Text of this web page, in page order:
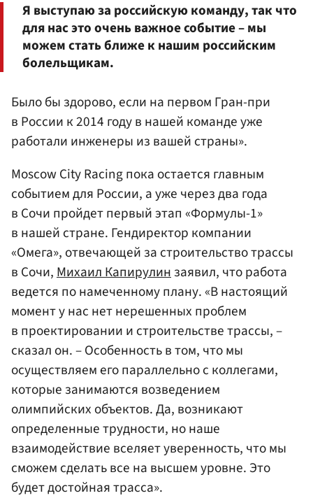
Я выступаю за российскую команду, так что
для нас это очень важное событие – мы
можем стать ближе к нашим российским
болельщикам.
Было бы здорово, если на первом Гран-при
в России к 2014 году в нашей команде уже
работали инженеры из вашей страны».
Moscow City Racing пока остается главным
событием для России, а уже через два года
в Сочи пройдет первый этап «Формулы-1»
в нашей стране. Гендиректор компании
«Омега», отвечающей за строительство трассы
в Сочи,Михаил Капирулинзаявил, что работа
ведется по намеченному плану. «В настоящий
момент у нас нет нерешенных проблем
в проектировании и строительстве трассы, –
сказал он. – Особенность в том, что мы
осуществляем его параллельно с коллегами,
которые занимаются возведением
олимпийских объектов. Да, возникают
определенные трудности, но наше
взаимодействие вселяет уверенность, что мы
сможем сделать все на высшем уровне. Это
будет достойная трасса».